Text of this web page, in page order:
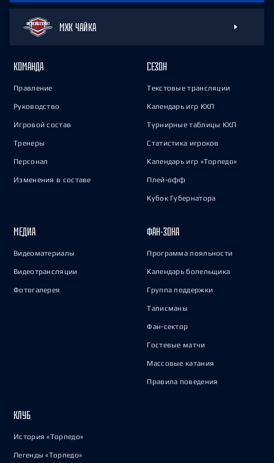
МХК ЧАЙКА
КОМАНДА
Правление
Руководство
Игровой состав
Тренеры
Персонал
Изменения в составе
СЕЗОН
Текстовые трансляции
Календарь игр КХЛ
Турнирные таблицы КХЛ
Статистика игроков
Календарь игр «Торпедо»
Плей-офф
Кубок Губернатора
МЕДИА
Видеоматериалы
Видеотрансляции
Фотогалерея
ФАН-ЗОНА
Программа лояльности
Календарь болельщика
Группа поддержки
Талисманы
Фан-сектор
Гостевые матчи
Массовые катания
Правила поведения
КЛУБ
История «Торпедо»
Легенды «Торпедо»